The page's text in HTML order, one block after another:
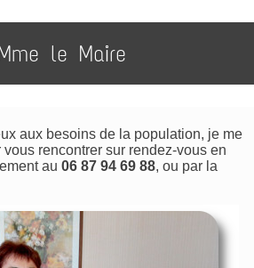
le Maire
aux besoins de la population, je me
rencontrer sur rendez-vous en
au06 87 94 69 88, ou par la